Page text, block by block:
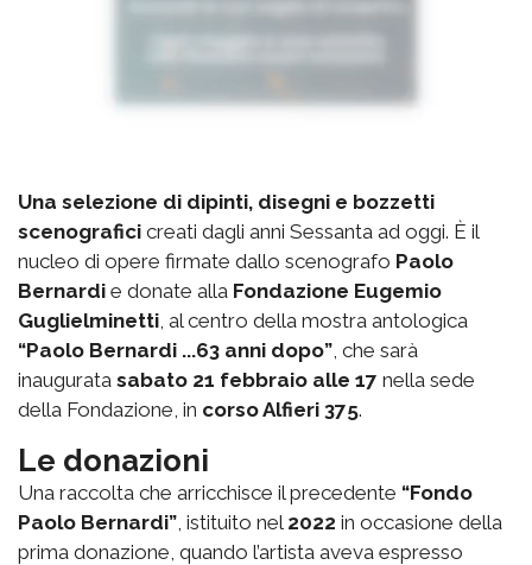
Una selezione di dipinti, disegni e bozzetti
scenografici creati dagli anni Sessanta ad oggi. È il
nucleo di opere firmate dallo scenografo Paolo
Bernardi e donate alla Fondazione Eugemio
Guglielminetti , al centro della mostra antologica
“Paolo Bernardi ...63 anni dopo” , che sarà
inaugurata sabato 21 febbraio alle 17 nella sede
della Fondazione, in corso Alfieri 375.
Le donazioni
Una raccolta che arricchisce il precedente “Fondo
Paolo Bernardi” , istituito nel 2022 in occasione della
prima donazione, quando l’artista aveva espresso